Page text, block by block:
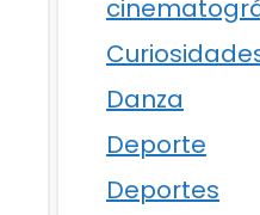
Danza
Deporte
Deportes